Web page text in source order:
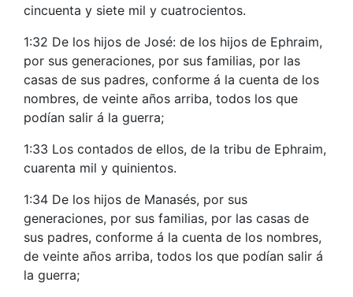
cincuenta y siete mil y cuatrocientos.
1:32 De los hijos de José: de los hijos de Ephraim,
por sus generaciones, por sus familias, por las
casas de sus padres, conforme á la cuenta de los
nombres, de veinte años arriba, todos los que
podían salir á la guerra;
1:33 Los contados de ellos, de la tribu de Ephraim,
cuarenta mil y quinientos.
1:34 De los hijos de Manasés, por sus
generaciones, por sus familias, por las casas de
sus padres, conforme á la cuenta de los nombres,
de veinte años arriba, todos los que podían salir á
la guerra;